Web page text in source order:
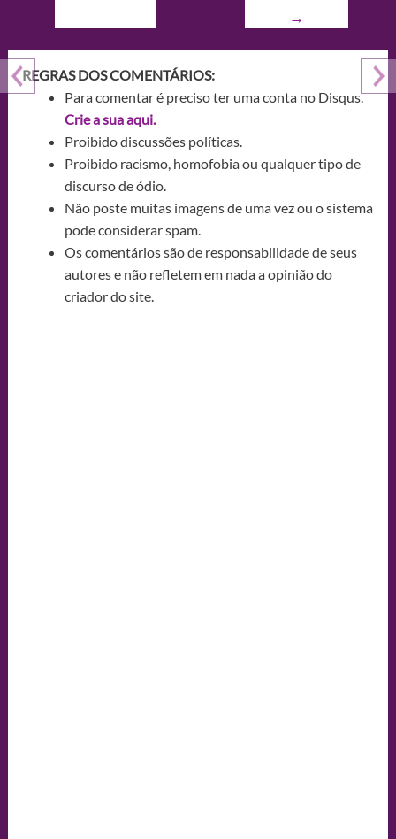
→
REGRAS DOS COMENTÁRIOS:
Para comentar é preciso ter uma conta no Disqus.
Crie a sua aqui.
Proibido discussões políticas.
Proibido racismo, homofobia ou qualquer tipo de
discurso de ódio.
Não poste muitas imagens de uma vez ou o sistema
pode considerar spam.
Os comentários são de responsabilidade de seus
autores e não refletem em nada a opinião do
criador do site.